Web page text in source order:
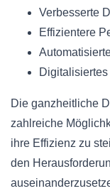
Verbesserte
Effizientere
Die ganzheitliche
zahlreiche
ihre Effizienz zu
den